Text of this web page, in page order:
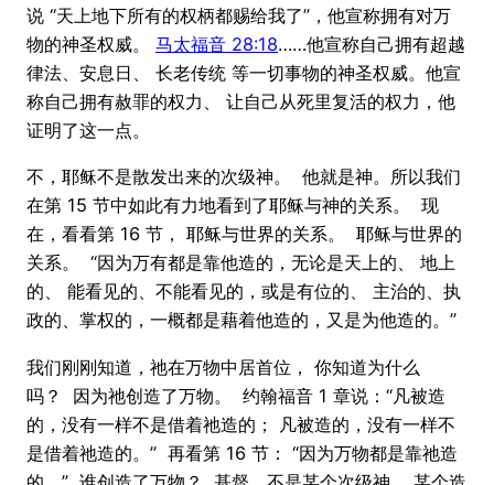
说 “天上地下所有的权柄都赐给我了”，他宣称拥有对万
物的神圣权威。 马太福音 28:18……他宣称自己拥有超越
律法、安息日、 长老传统 等一切事物的神圣权威。他宣
称自己拥有赦罪的权力、 让自己从死里复活的权力，他
证明了这一点。
不，耶稣不是散发出来的次级神。 他就是神。所以我们
在第 15 节中如此有力地看到了耶稣与神的关系。 现
在，看看第 16 节， 耶稣与世界的关系。 耶稣与世界的
关系。 “因为万有都是靠他造的，无论是天上的、 地上
的、 能看见的、不能看见的，或是有位的、 主治的、执
政的、掌权的，一概都是藉着他造的，又是为他造的。”
我们刚刚知道，祂在万物中居首位， 你知道为什么
吗？ 因为祂创造了万物。 约翰福音 1 章说：“凡被造
的，没有一样不是借着祂造的； 凡被造的，没有一样不
是借着祂造的。” 再看第 16 节： “因为万物都是靠祂造